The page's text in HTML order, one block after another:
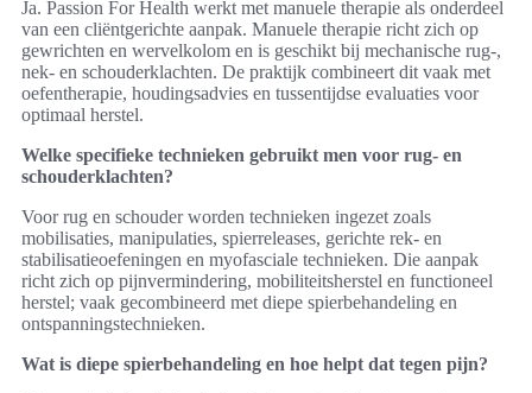
Ja. Passion For Health werkt met manuele therapie als onderdeel
van een cliëntgerichte aanpak. Manuele therapie richt zich op
gewrichten en wervelkolom en is geschikt bij mechanische rug‑,
nek‑ en schouderklachten. De praktijk combineert dit vaak met
oefentherapie, houdingsadvies en tussentijdse evaluaties voor
optimaal herstel.
Welke specifieke technieken gebruikt men voor rug‑ en
schouderklachten?
Voor rug en schouder worden technieken ingezet zoals
mobilisaties, manipulaties, spierreleases, gerichte rek‑ en
stabilisatieoefeningen en myofasciale technieken. Die aanpak
richt zich op pijnvermindering, mobiliteitsherstel en functioneel
herstel; vaak gecombineerd met diepe spierbehandeling en
ontspanningstechnieken.
Wat is diepe spierbehandeling en hoe helpt dat tegen pijn?